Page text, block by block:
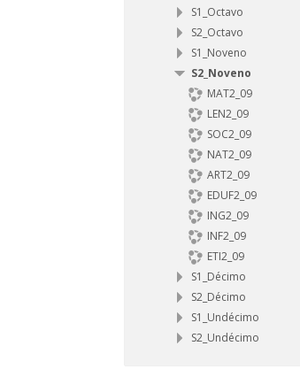
S1_Octavo
S2_Octavo
S1_Noveno
S2_Noveno
MAT2_09
LEN2_09
SOC2_09
NAT2_09
ART2_09
EDUF2_09
ING2_09
INF2_09
ETI2_09
S1_Décimo
S2_Décimo
S1_Undécimo
S2_Undécimo